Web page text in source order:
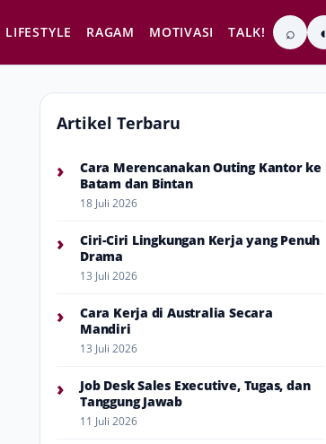
LIFESTYLE RAGAM MOTIVASI TALK! ⌕ ◐
Artikel Terbaru
›
Cara Merencanakan Outing Kantor ke
Batam dan Bintan
18 Juli 2026
›
Ciri-Ciri Lingkungan Kerja yang Penuh
Drama
13 Juli 2026
›
Cara Kerja di Australia Secara
Mandiri
13 Juli 2026
›
Job Desk Sales Executive, Tugas, dan
Tanggung Jawab
11 Juli 2026